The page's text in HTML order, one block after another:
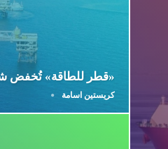
«قطر للطاقة» تُخفض
كريستين اسامة